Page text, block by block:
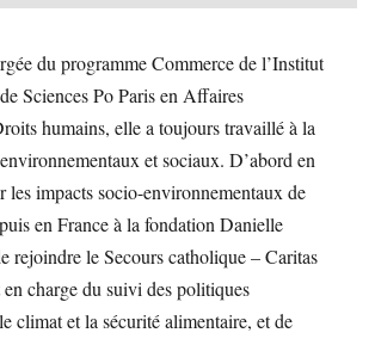
du programme Commerce de l’Institut
Sciences Po Paris en Affaires
humains, elle a toujours travaillé à la
et sociaux. D’abord en
les impacts socio-environnementaux de
en France à la fondation Danielle
rejoindre le Secours catholique – Caritas
charge du suivi des politiques
climat et la sécurité alimentaire, et de